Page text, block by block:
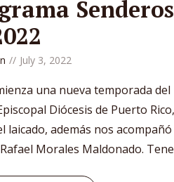
July 3, 2022
una nueva temporada
Diócesis de Puerto
laicado, además nos
Morales Maldonado.